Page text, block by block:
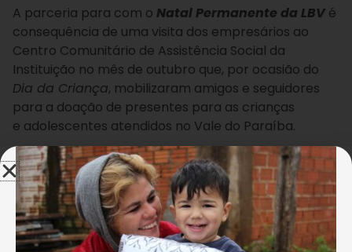
A parceria para com o Natal Permanente da LBV é
consequência de uma visita dos empresários ao
Centro Comunitário de Assistência Social da
Instituição no mês de outubro que, por ocasião do
Dia da Criança, mobilizaram amigos e seguidores
para a doação de presentes para as crianças
e adolescentes atendidos no Vale do Paraíba.
Na oportunidade, Priscilla e Fernando,
acompanhados da filha Maria Eduarda, conheceram
o trabalho ofertado aos públicos atendidos por meio
dos serviços de convivência e fortalecimento de
vínculos.